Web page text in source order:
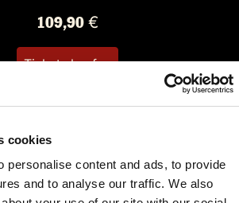
cookies
personalise content and ads, to provide
and to analyse our traffic. We also
109,90 €
Tickets kaufen